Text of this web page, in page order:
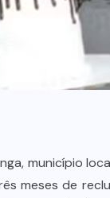
município
meses de